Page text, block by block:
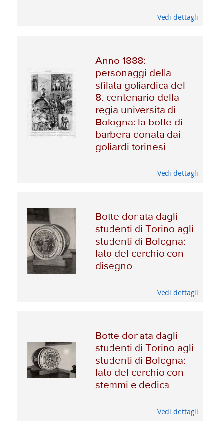
Vedi dettagli
Anno 1888:
personaggi della
sfilata goliardica del
8. centenario della
regia universita di
Bologna: la botte di
barbera donata dai
goliardi torinesi
Vedi dettagli
Botte donata dagli
studenti di Torino agli
studenti di Bologna:
lato del cerchio con
disegno
Vedi dettagli
Botte donata dagli
studenti di Torino agli
studenti di Bologna:
lato del cerchio con
stemmi e dedica
Vedi dettagli